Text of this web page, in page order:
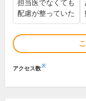
担当医でなくても
配慮が整っていた
アクセス数※